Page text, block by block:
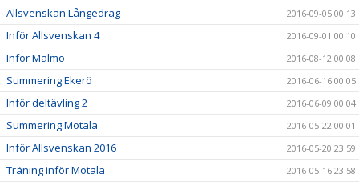
Allsvenskan Långedrag 2016-09-05 00:13
Inför Allsvenskan 4 2016-09-01 00:10
Inför Malmö 2016-08-12 00:08
Summering Ekerö 2016-06-16 00:05
Inför deltävling 2 2016-06-09 00:04
Summering Motala 2016-05-22 00:01
Inför Allsvenskan 2016 2016-05-20 23:59
Träning inför Motala 2016-05-16 23:58